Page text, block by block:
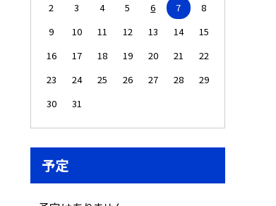
2
3 4 5 6 7
8
9
10 11 12 13 14
15
16
17 18 19 20 21
22
23
24 25 26 27 28
29
30
31
予定